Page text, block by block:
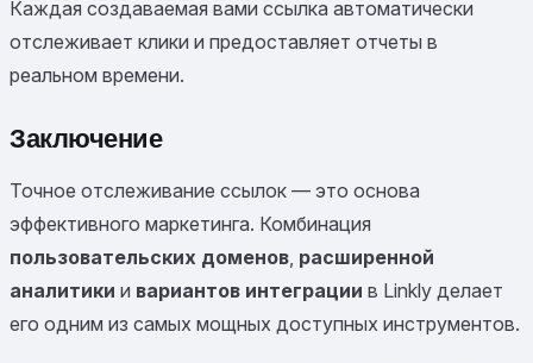
Каждая создаваемая вами ссылка автоматически
отслеживает клики и предоставляет отчеты в
реальном времени.
Заключение
Точное отслеживание ссылок — это основа
эффективного маркетинга. Комбинация
пользовательских доменов, расширенной
аналитики и вариантов интеграции в Linkly делает
его одним из самых мощных доступных инструментов.